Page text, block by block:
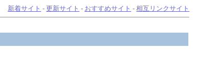
新着サイト -更新サイト - おすすめサイト -相互リンクサイト